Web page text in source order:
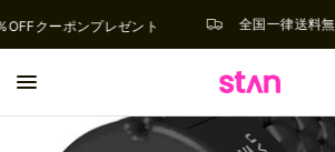
クーポンプレゼント 全国一律送料